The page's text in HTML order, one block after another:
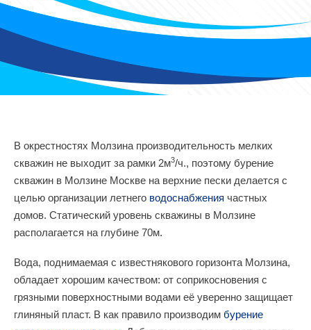
В окрестностях Молзина производительность мелких
скважин не выходит за рамки 2м3/ч., поэтому бурение
скважин в Молзине Москве на верхние пески делается с
целью организации летнего водоснабжения частных
домов. Статический уровень скважины в Молзине
располагается на глубине 70м.
Вода, поднимаемая с известнякового горизонта Молзина,
обладает хорошим качеством: от соприкосновения с
грязными поверхностными водами её уверенно защищает
глиняный пласт. В как правило производим бурение